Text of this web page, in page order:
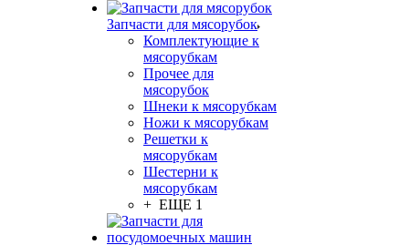
Запчасти для мясорубок
Комплектующие к
мясорубкам
Прочее для
мясорубок
Шнеки к мясорубкам
Ножи к мясорубкам
Решетки к
мясорубкам
Шестерни к
мясорубкам
+ ЕЩЕ 1